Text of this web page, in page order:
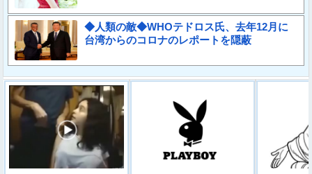
◆人類の敵◆WHOテドロス氏、去年12月に
台湾からのコロナのレポートを隠蔽